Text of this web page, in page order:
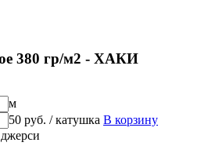
380 гр/м2 - ХАКИ
м
50 руб. / катушка В корзину